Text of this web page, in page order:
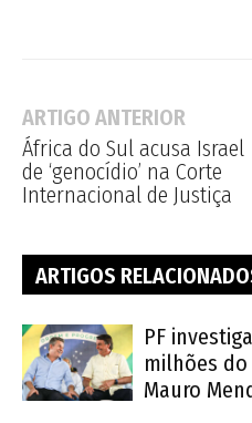
ARTIGO ANTERIOR
África do Sul acusa Israel
de ‘genocídio’ na Corte
Internacional de Justiça
ARTIGOS
PF
milhões
Mauro